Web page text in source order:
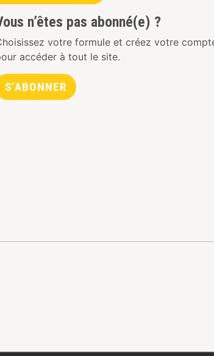
n’êtes pas abonné(e) ?
votre formule et créez votre
accéder à tout le site.
S’ABONNER